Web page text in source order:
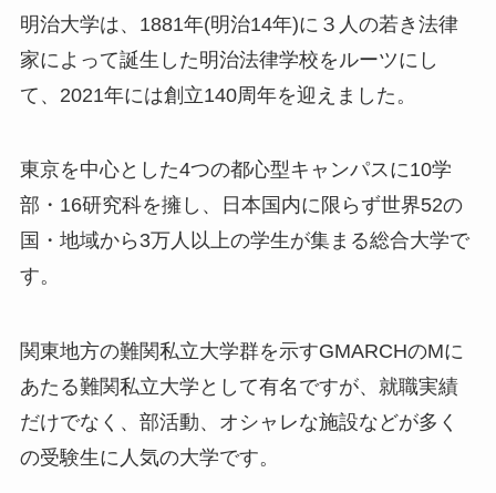
明治大学は、1881年(明治14年)に３人の若き法律
家によって誕生した明治法律学校をルーツにし
て、2021年には創立140周年を迎えました。
東京を中心とした4つの都心型キャンパスに10学
部・16研究科を擁し、日本国内に限らず世界52の
国・地域から3万人以上の学生が集まる総合大学で
す。
関東地方の難関私立大学群を示すGMARCHのMに
あたる難関私立大学として有名ですが、就職実績
だけでなく、部活動、オシャレな施設などが多く
の受験生に人気の大学です。